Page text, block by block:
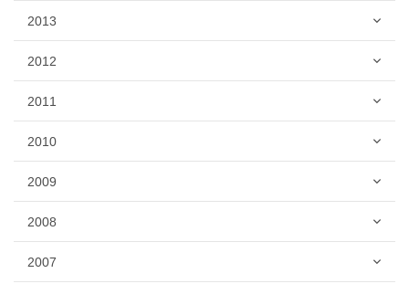
2013
2012
2011
2010
2009
2008
2007